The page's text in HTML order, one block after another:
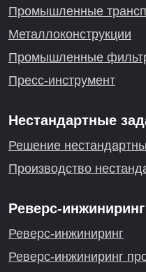
Промышленные
Металлоконструкции
Промышленные
Пресс-инструмент
Нестандартные
Решение
Производство
Реверс-инжиниринг
Реверс-инжиниринг
Реверс-инжиниринг